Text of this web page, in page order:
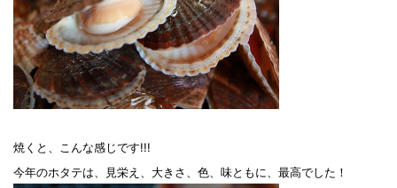
焼くと、こんな感じです!!!
今年のホタテは、見栄え、大きさ、色、味ともに、最高でした！